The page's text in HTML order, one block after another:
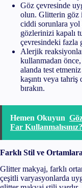
Göz çevresinde
olun. Glitterin göz
ciddi sorunlara yol
gözlerinizi kapalı
çevresindeki fazla
Alerjik
kullanmadan
alanda test
kaşıntı veya
bırakın.
Hemen Okuyun
Far Kullanmalısınız?
Farklı Stil ve
Glitter makyaj, farklı
çeşitli varyasyonlarda